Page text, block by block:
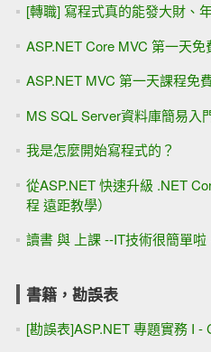
[轉職] 寫程式真的能發大財、
ASP.NET Core MVC 第一天免
ASP.NET MVC 第一天課程免
MS SQL Server資料庫簡易入
我是怎麼開始寫程式的？
從ASP.NET 快速升級 .NET
程 遠距教學）
讀書 與 上課 --IT技術很簡單
書籍，勘誤表
[勘誤表]ASP.NET 專題實務 I -